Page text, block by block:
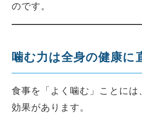
のです。
噛む力は全身の健康に
食事を「よく噛む」ことには
効果があります。